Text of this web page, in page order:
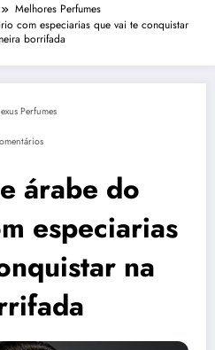
Melhores Perfumes
com especiarias que vai te conquistar
borrifada
Perfumes
árabe do
especiarias
na